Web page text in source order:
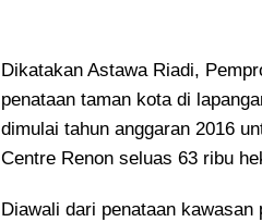
Dikatakan Astawa Riadi,
penataan taman kota di
dimulai tahun anggaran 2016
Centre Renon seluas 63 ribu
Diawali dari penataan